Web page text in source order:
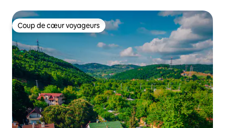
Coup de cœur voyageurs
Coup de cœur voyageurs